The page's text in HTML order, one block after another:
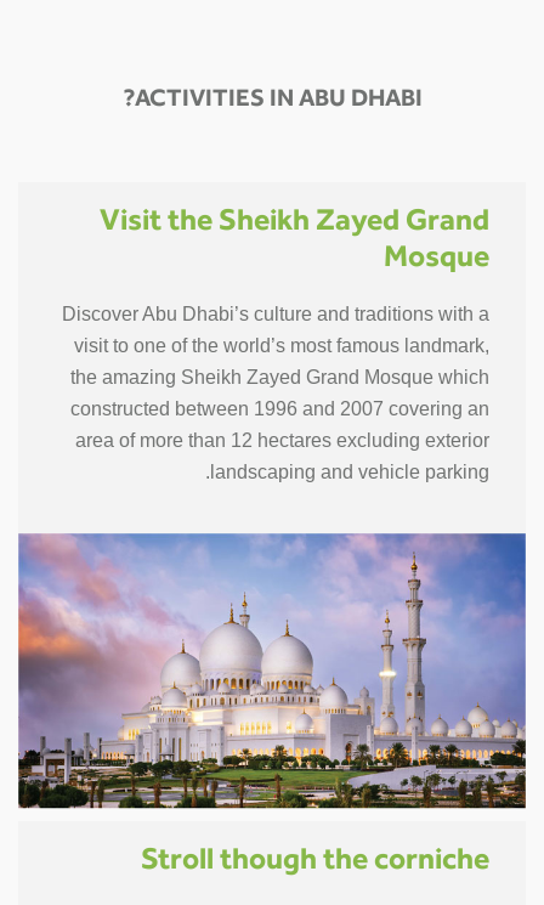
ACTIVITIES IN ABU DHABI?
Visit the Sheikh Zayed Grand
Mosque
Discover Abu Dhabi’s culture and traditions with a
visit to one of the world’s most famous landmark,
the amazing Sheikh Zayed Grand Mosque which
constructed between 1996 and 2007 covering an
area of more than 12 hectares excluding exterior
landscaping and vehicle parking.
Stroll though the corniche